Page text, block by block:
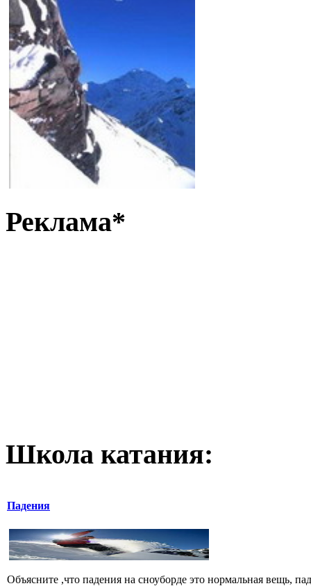
Реклама*
Школа катания:
Падения
Объясните ,что падения на сноуборде это нормальная вещь,